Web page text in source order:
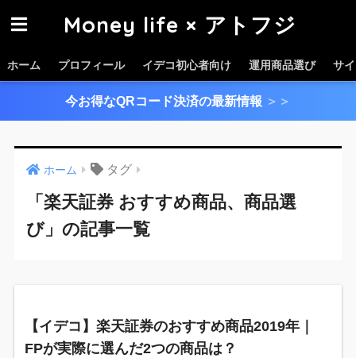
Money life × アトフジ
ホーム プロフィール イデコ初心者向け 運用商品選び サ
今お得なQRコード決済の最新情報 ＞＞
ホーム タグ
「楽天証券 おすすめ商品、商品選
び」の記事一覧
【イデコ】楽天証券のおすすめ商品2019年｜
FPが実際に選んだ2つの商品は？